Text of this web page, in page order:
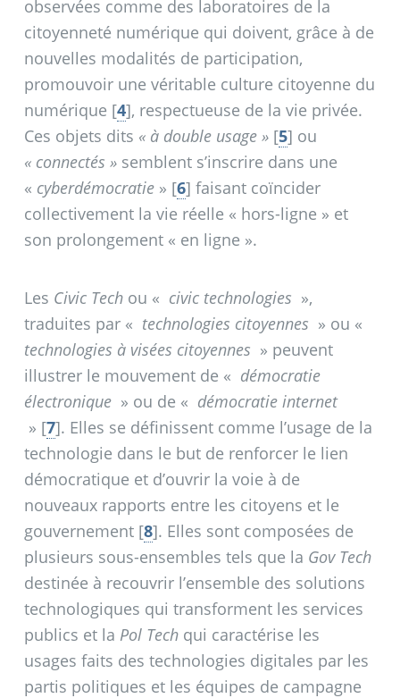
observées comme des laboratoires de la
citoyenneté numérique qui doivent, grâce à de
nouvelles modalités de participation,
promouvoir une véritable culture citoyenne du
numérique [4], respectueuse de la vie privée.
Ces objets dits « à double usage »[5] ou
« connectés »semblent s’inscrire dans une
« cyberdémocratie » [6] faisant coïncider
collectivement la vie réelle « hors-ligne » et
son prolongement « en ligne ».
Les Civic Techou « civic technologies »,
traduites par « technologies citoyennes » ou «
technologies à visées citoyennes » peuvent
illustrer le mouvement de « démocratie
électronique » ou de « démocratie internet
» [7]. Elles se définissent comme l’usage de la
technologie dans le but de renforcer le lien
démocratique et d’ouvrir la voie à de
nouveaux rapports entre les citoyens et le
gouvernement[8]. Elles sont composées de
plusieurs sous-ensembles tels que la Gov Tech
destinée à recouvrir l’ensemble des solutions
technologiques qui transforment les services
publics et la Pol Techqui caractérise les
usages faits des technologies digitales par les
partis politiques et les équipes de campagne